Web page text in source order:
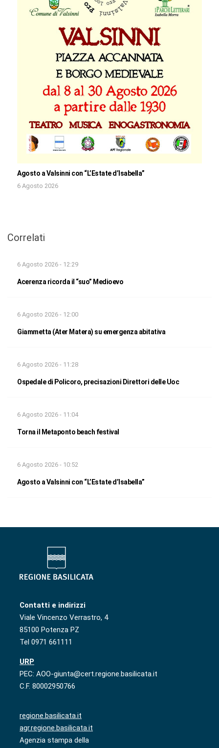
Agosto a Valsinni con “L’Estate d’Isabella”
6 Agosto 2026
Correlati
6 Agosto 2026 - 12:29
Acerenza ricorda il “suo” Medioevo
6 Agosto 2026 - 12:00
Giammetta (Ater Matera) su emergenza abitativa
6 Agosto 2026 - 11:28
Ospedale di Policoro, precisazioni Direttori delle Uoc
6 Agosto 2026 - 11:04
Torna il Metaponto beach festival
6 Agosto 2026 - 10:52
Agosto a Valsinni con “L’Estate d’Isabella”
Contatti e indirizzi
Viale Vincenzo Verrastro, 4
85100 Potenza PZ
Tel 0971 661111
URP
PEC: AOO-giunta@cert.regione.basilicata.it
C.F. 80002950766
regione.basilicata.it
agr.regione.basilicata.it
Agenzia stampa della